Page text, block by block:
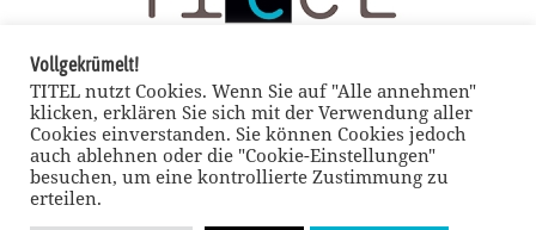
Vollgekrümelt!
TITEL nutzt Cookies. Wenn Sie auf "Alle annehmen"
klicken, erklären Sie sich mit der Verwendung aller
Cookies einverstanden. Sie können Cookies jedoch
auch ablehnen oder die "Cookie-Einstellungen"
besuchen, um eine kontrollierte Zustimmung zu
erteilen.